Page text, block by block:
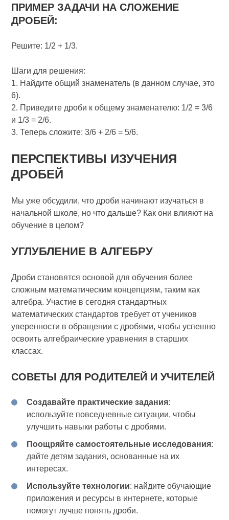
ПРИМЕР ЗАДАЧИ НА СЛОЖЕНИЕ
ДРОБЕЙ:
Решите: 1/2 + 1/3.
Шаги для решения:
1. Найдите общий знаменатель (в данном случае, это
6).
2. Приведите дроби к общему знаменателю: 1/2 = 3/6
и 1/3 = 2/6.
3. Теперь сложите: 3/6 + 2/6 = 5/6.
ПЕРСПЕКТИВЫ ИЗУЧЕНИЯ
ДРОБЕЙ
Мы уже обсудили, что дроби начинают изучаться в
начальной школе, но что дальше? Как они влияют на
обучение в целом?
УГЛУБЛЕНИЕ В АЛГЕБРУ
Дроби становятся основой для обучения более
сложным математическим концепциям, таким как
алгебра. Участие в сегодня стандартных
математических стандартов требует от учеников
уверенности в обращении с дробями, чтобы успешно
освоить алгебраические уравнения в старших
классах.
СОВЕТЫ ДЛЯ РОДИТЕЛЕЙ И УЧИТЕЛЕЙ
Создавайте практические задания:
используйте повседневные ситуации, чтобы
улучшить навыки работы с дробями.
Поощряйте самостоятельные исследования:
дайте детям задания, основанные на их
интересах.
Используйте технологии: найдите обучающие
приложения и ресурсы в интернете, которые
помогут лучше понять дроби.